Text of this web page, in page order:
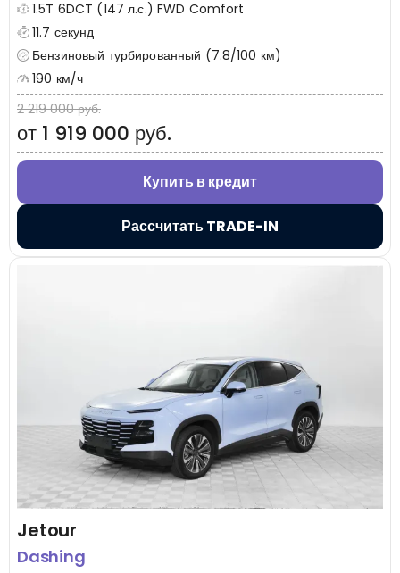
1.5T 6DCT (147 л.с.) FWD Comfort
11.7 секунд
Бензиновый турбированный (7.8/100 км)
190 км/ч
2 219 000 руб.
от 1 919 000 руб.
Купить в кредит
Рассчитать TRADE-IN
Jetour
Dashing